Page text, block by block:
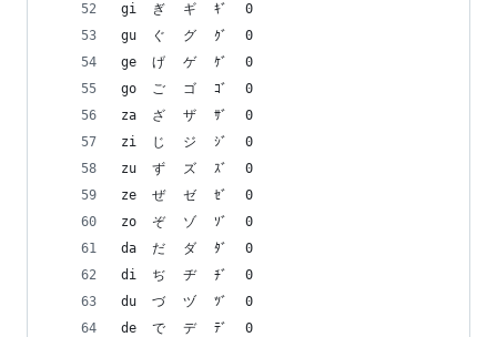
gi	ぎ	ギ	ｷﾞ	0
gu	ぐ	グ	ｸﾞ	0
ge	げ	ゲ	ｹﾞ	0
go	ご	ゴ	ｺﾞ	0
za	ざ	ザ	ｻﾞ	0
zi	じ	ジ	ｼﾞ	0
zu	ず	ズ	ｽﾞ	0
ze	ぜ	ゼ	ｾﾞ	0
zo	ぞ	ゾ	ｿﾞ	0
da	だ	ダ	ﾀﾞ	0
di	ぢ	ヂ	ﾁﾞ	0
du	づ	ヅ	ﾂﾞ	0
de	で	デ	ﾃﾞ	0